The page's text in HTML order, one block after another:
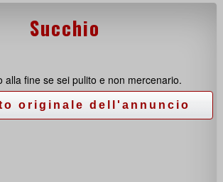
Succhio
alla fine se sei pulito e non mercenario.